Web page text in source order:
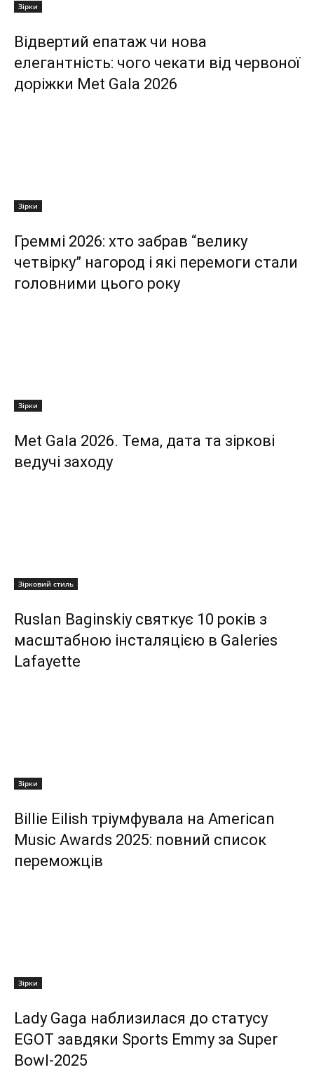
Зірки
Відвертий епатаж чи нова
елегантність: чого чекати від червоної
доріжки Met Gala 2026
Зірки
Греммі 2026: хто забрав “велику
четвірку” нагород і які перемоги стали
головними цього року
Зірки
Met Gala 2026. Тема, дата та зіркові
ведучі заходу
Зірковий стиль
Ruslan Baginskiy святкує 10 років з
масштабною інсталяцією в Galeries
Lafayette
Зірки
Billie Eilish тріумфувала на American
Music Awards 2025: повний список
переможців
Зірки
Lady Gaga наблизилася до статусу
EGOT завдяки Sports Emmy за Super
Bowl-2025